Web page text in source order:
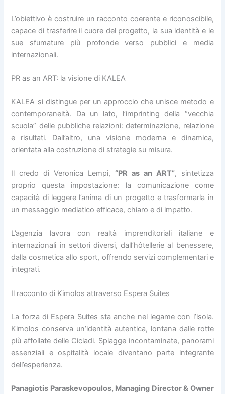
L’obiettivo è costruire un racconto coerente e riconoscibile,
capace di trasferire il cuore del progetto, la sua identità e le
sue sfumature più profonde verso pubblici e media
internazionali.
PR as an ART: la visione di KALEA
KALEA si distingue per un approccio che unisce metodo e
contemporaneità. Da un lato, l’imprinting della “vecchia
scuola” delle pubbliche relazioni: determinazione, relazione
e risultati. Dall’altro, una visione moderna e dinamica,
orientata alla costruzione di strategie su misura.
Il credo di Veronica Lempi, “PR as an ART”, sintetizza
proprio questa impostazione: la comunicazione come
capacità di leggere l’anima di un progetto e trasformarla in
un messaggio mediatico efficace, chiaro e di impatto.
L’agenzia lavora con realtà imprenditoriali italiane e
internazionali in settori diversi, dall’hôtellerie al benessere,
dalla cosmetica allo sport, offrendo servizi complementari e
integrati.
Il racconto di Kimolos attraverso Espera Suites
La forza di Espera Suites sta anche nel legame con l’isola.
Kimolos conserva un’identità autentica, lontana dalle rotte
più affollate delle Cicladi. Spiagge incontaminate, panorami
essenziali e ospitalità locale diventano parte integrante
dell’esperienza.
Panagiotis Paraskevopoulos, Managing Director & Owner